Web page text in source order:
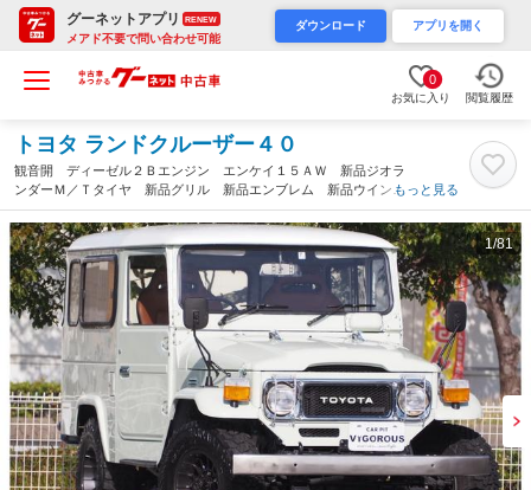
グーネットアプリ RENEW
メアド不要で問い合わせ可能
ダウンロード アプリを開く
0
お気に入り 閲覧履歴
トヨタ ランドクルーザー４０
観音開 ディーゼル２Ｂエンジン エンケイ１５ＡＷ 新品ジオラ
ンダーＭ／Ｔタイヤ 新品グリル 新品エンブレム 新品ウインカ
ー レカロシート ４速ＭＴ ＣＤ 前後ドラレコ ＥＴＣ 社外
ショック（兵庫県）
もっと見る
1/81